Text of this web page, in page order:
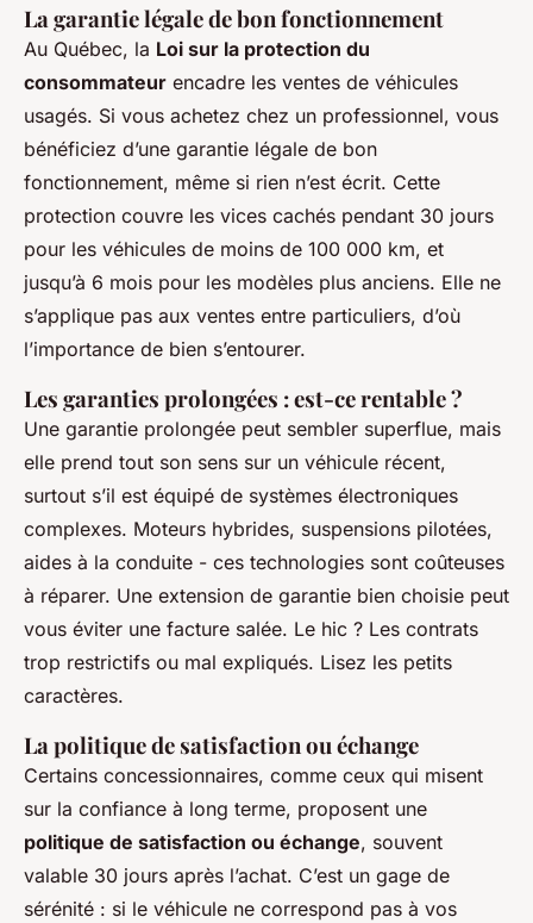
La garantie légale de bon fonctionnement
Au Québec, la Loi sur la protection du
consommateur encadre les ventes de véhicules
usagés. Si vous achetez chez un professionnel, vous
bénéficiez d’une garantie légale de bon
fonctionnement, même si rien n’est écrit. Cette
protection couvre les vices cachés pendant 30 jours
pour les véhicules de moins de 100 000 km, et
jusqu’à 6 mois pour les modèles plus anciens. Elle ne
s’applique pas aux ventes entre particuliers, d’où
l’importance de bien s’entourer.
Les garanties prolongées : est-ce rentable ?
Une garantie prolongée peut sembler superflue, mais
elle prend tout son sens sur un véhicule récent,
surtout s’il est équipé de systèmes électroniques
complexes. Moteurs hybrides, suspensions pilotées,
aides à la conduite - ces technologies sont coûteuses
à réparer. Une extension de garantie bien choisie peut
vous éviter une facture salée. Le hic ? Les contrats
trop restrictifs ou mal expliqués. Lisez les petits
caractères.
La politique de satisfaction ou échange
Certains concessionnaires, comme ceux qui misent
sur la confiance à long terme, proposent une
politique de satisfaction ou échange, souvent
valable 30 jours après l’achat. C’est un gage de
sérénité : si le véhicule ne correspond pas à vos